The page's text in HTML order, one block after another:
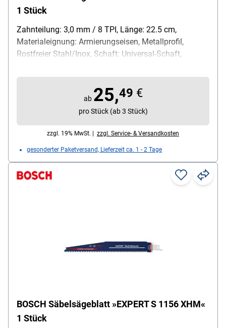
1 Stück
Zahnteilung: 3,0 mm / 8 TPI, Länge: 22.5 cm,
Materialeignung: Armierungseisen, Metallprofil,
Rostfreier Stahl/Inox, Schaft: Universal-Schaft,
ab 25,49 €
pro Stück (ab 3 Stück)
zzgl. 19% MwSt. | zzgl. Service- & Versandkosten
gesonderter Paketversand, Lieferzeit ca. 1 - 2 Tage
BOSCH Säbelsägeblatt »EXPERT S 1156 XHM«
1 Stück